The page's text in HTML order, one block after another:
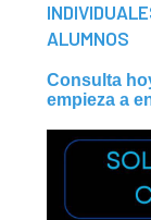
ALUMNOS
Consulta
empieza a